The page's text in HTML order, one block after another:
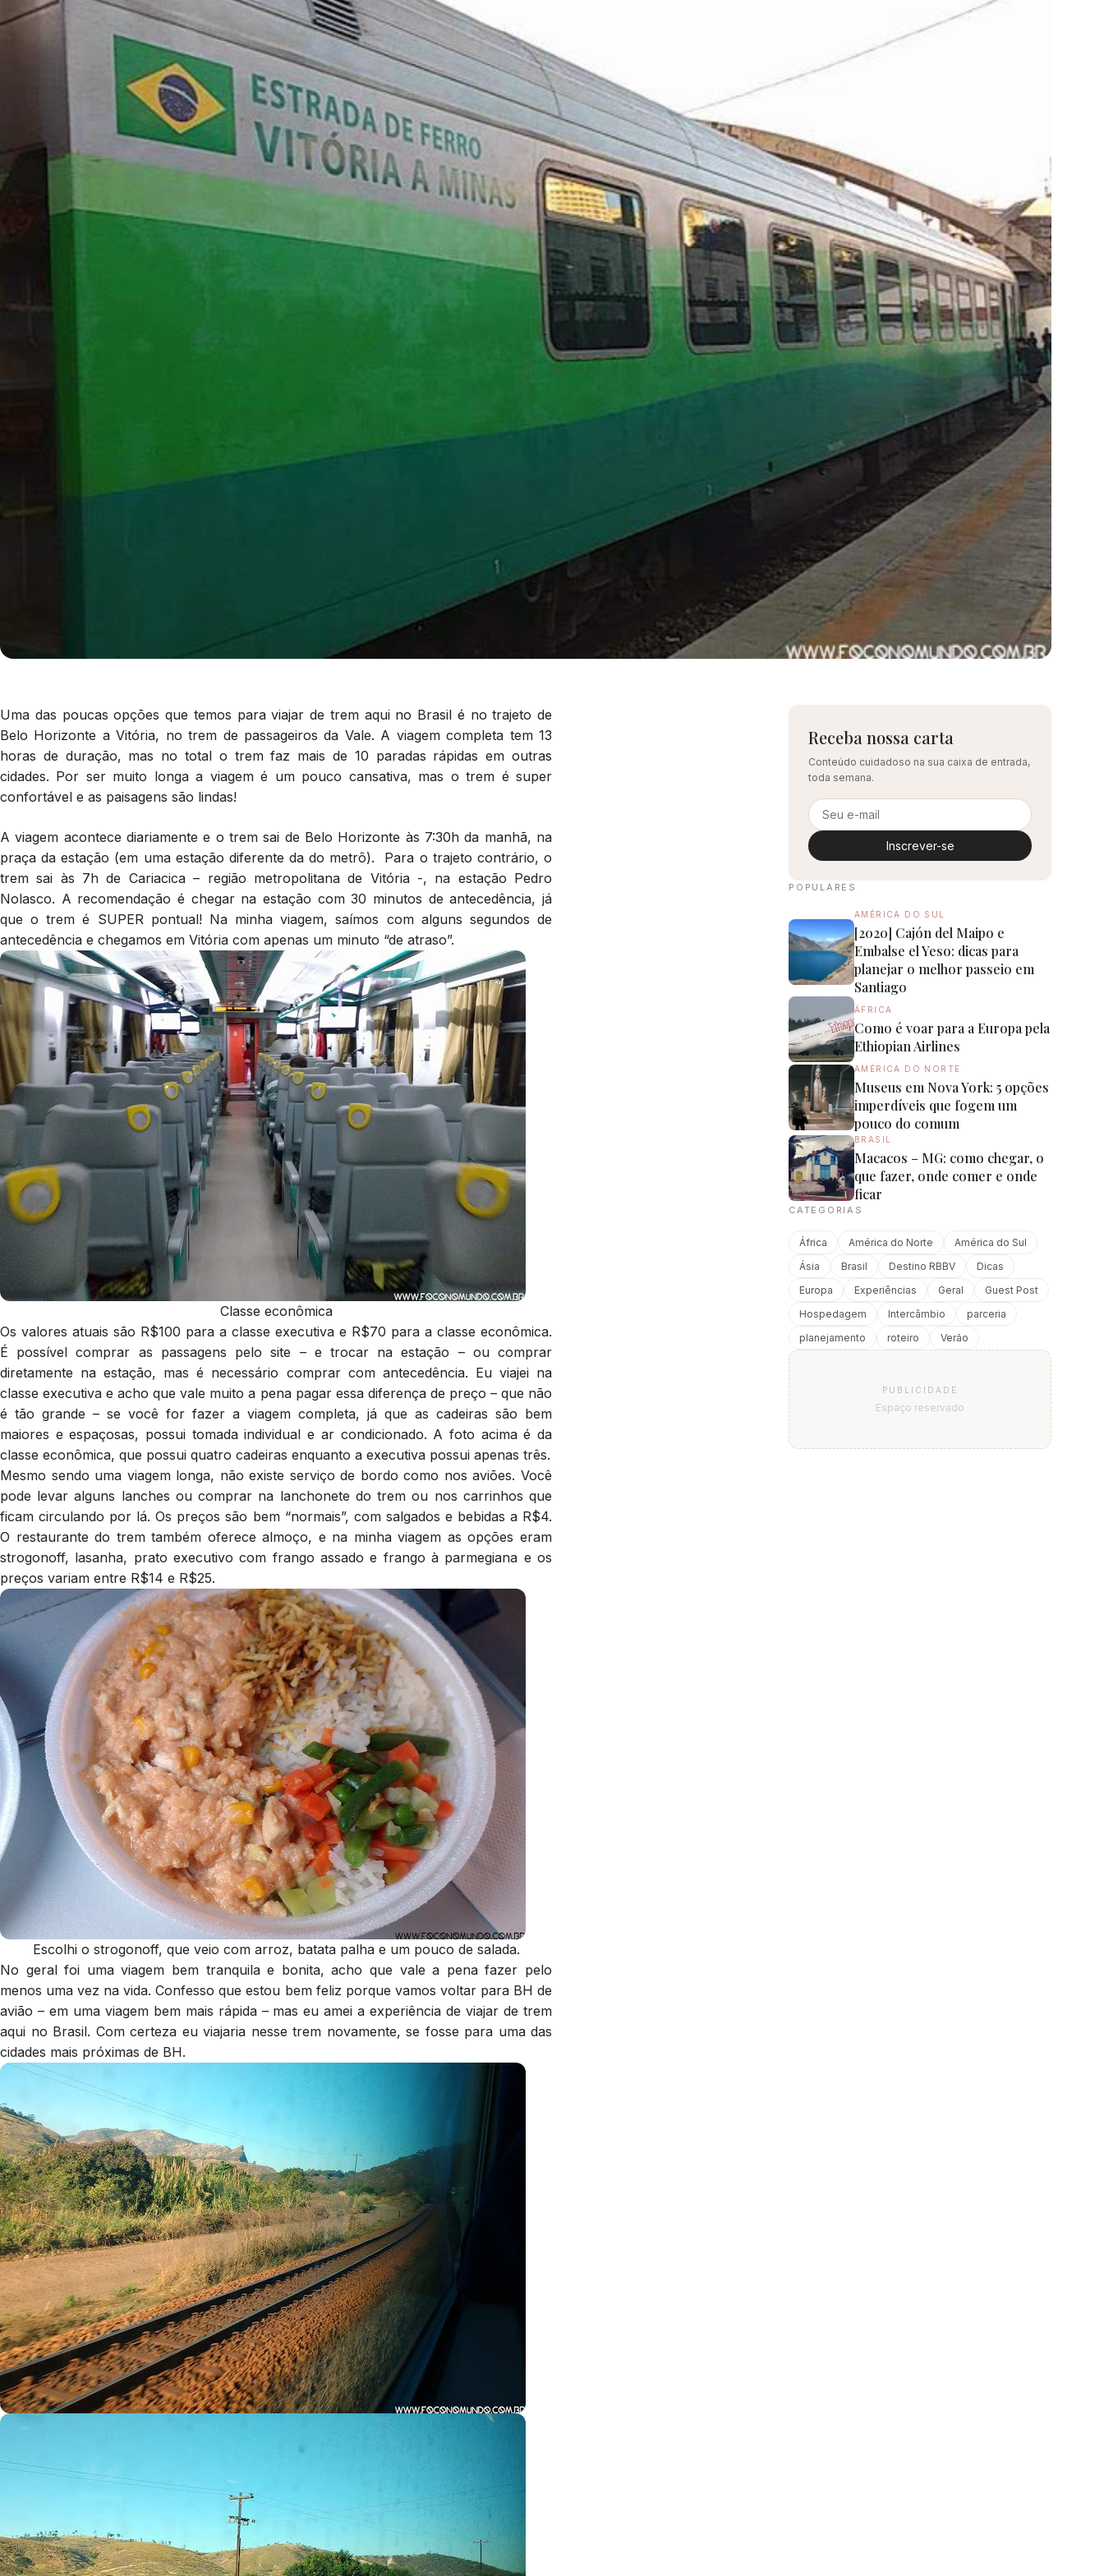
Uma das poucas opções que temos para viajar de trem aqui no Brasil é no trajeto de
Belo Horizonte a Vitória, no trem de passageiros da Vale. A viagem completa tem 13
horas de duração, mas no total o trem faz mais de 10 paradas rápidas em outras
cidades. Por ser muito longa a viagem é um pouco cansativa, mas o trem é super
confortável e as paisagens são lindas!
A viagem acontece diariamente e o trem sai de Belo Horizonte às 7:30h da manhã, na
praça da estação (em uma estação diferente da do metrô). Para o trajeto contrário, o
trem sai às 7h de Cariacica – região metropolitana de Vitória -, na estação Pedro
Nolasco. A recomendação é chegar na estação com 30 minutos de antecedência, já
que o trem é SUPER pontual! Na minha viagem, saímos com alguns segundos de
antecedência e chegamos em Vitória com apenas um minuto “de atraso”.
Classe econômica
Os valores atuais são R$100 para a classe executiva e R$70 para a classe econômica.
É possível comprar as passagens pelo site – e trocar na estação – ou comprar
diretamente na estação, mas é necessário comprar com antecedência. Eu viajei na
classe executiva e acho que vale muito a pena pagar essa diferença de preço – que não
é tão grande – se você for fazer a viagem completa, já que as cadeiras são bem
maiores e espaçosas, possui tomada individual e ar condicionado. A foto acima é da
classe econômica, que possui quatro cadeiras enquanto a executiva possui apenas três.
Mesmo sendo uma viagem longa, não existe serviço de bordo como nos aviões. Você
pode levar alguns lanches ou comprar na lanchonete do trem ou nos carrinhos que
ficam circulando por lá. Os preços são bem “normais”, com salgados e bebidas a R$4.
O restaurante do trem também oferece almoço, e na minha viagem as opções eram
strogonoff, lasanha, prato executivo com frango assado e frango à parmegiana e os
preços variam entre R$14 e R$25.
Escolhi o strogonoff, que veio com arroz, batata palha e um pouco de salada.
No geral foi uma viagem bem tranquila e bonita, acho que vale a pena fazer pelo
menos uma vez na vida. Confesso que estou bem feliz porque vamos voltar para BH de
avião – em uma viagem bem mais rápida – mas eu amei a experiência de viajar de trem
aqui no Brasil. Com certeza eu viajaria nesse trem novamente, se fosse para uma das
cidades mais próximas de BH.
Receba nossa carta
Conteúdo cuidadoso na sua caixa de entrada,
toda semana.
Inscrever-se
POPULARES
AMÉRICA DO SUL
[2020] Cajón del Maipo e
Embalse el Yeso: dicas para
planejar o melhor passeio em
Santiago
ÁFRICA
Como é voar para a Europa pela
Ethiopian Airlines
AMÉRICA DO NORTE
Museus em Nova York: 5 opções
imperdíveis que fogem um
pouco do comum
BRASIL
Macacos – MG: como chegar, o
que fazer, onde comer e onde
ficar
CATEGORIAS
África América do Norte
América do Sul
Ásia
Brasil Destino RBBV
Dicas
Europa
Experiências Geral
Guest Post
Hospedagem
Intercâmbio
parceria
planejamento
roteiro Verão
PUBLICIDADE
Espaço reservado